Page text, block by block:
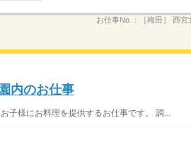
お仕事No.： ［梅田］ 西
内のお仕事
子様にお料理を提供するお仕事です。 調...